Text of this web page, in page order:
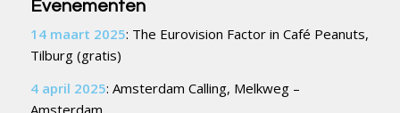
Evenementen
14 maart 2025: The Eurovision Factor in Café Peanuts,
Tilburg (gratis)
4 april 2025: Amsterdam Calling, Melkweg –
Amsterdam